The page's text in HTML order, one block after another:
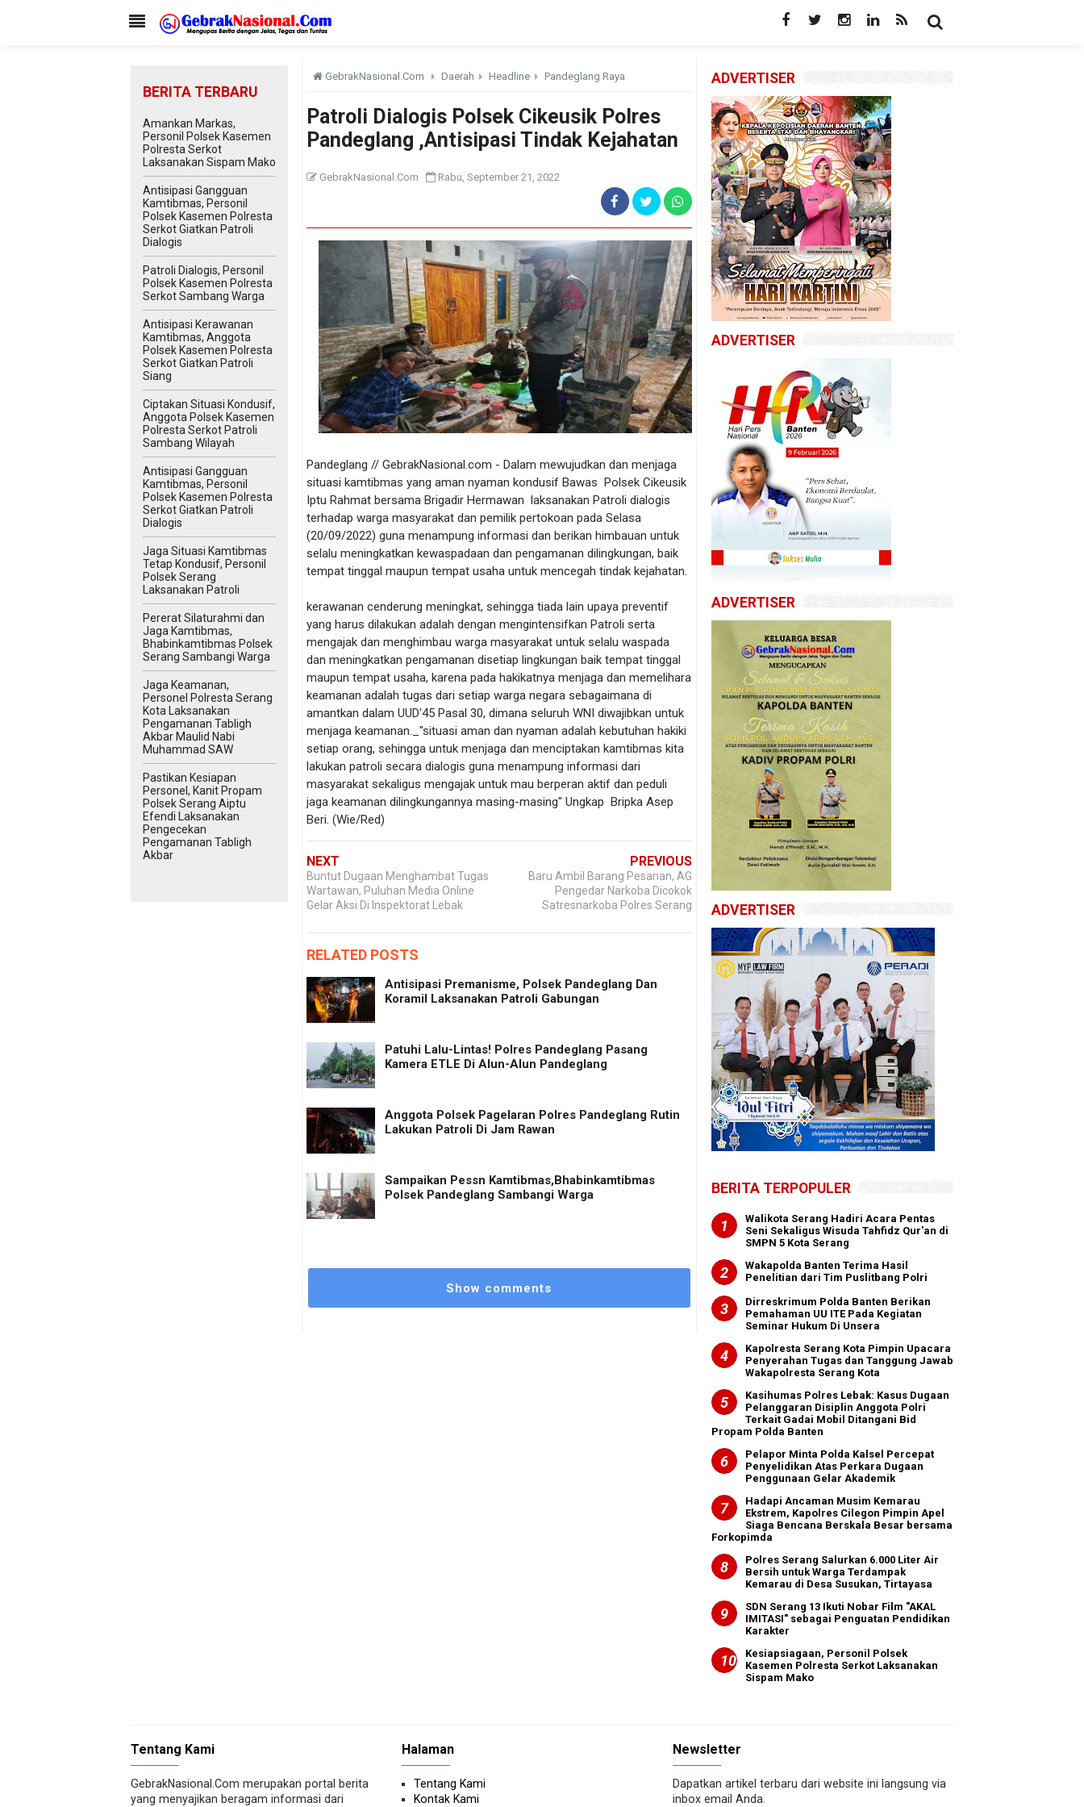
GebrakNasional.Com Daerah Headline Pandeglang Raya
Patroli Dialogis Polsek Cikeusik Polres
Pandeglang ,Antisipasi Tindak Kejahatan
GebrakNasional.Com Rabu, September 21, 2022
Pandeglang // GebrakNasional.com - Dalam mewujudkan dan menjaga
situasi kamtibmas yang aman nyaman kondusif Bawas Polsek Cikeusik
Iptu Rahmat bersama Brigadir Hermawan laksanakan Patroli dialogis
terhadap warga masyarakat dan pemilik pertokoan pada Selasa
(20/09/2022) guna menampung informasi dan berikan himbauan untuk
selalu meningkatkan kewaspadaan dan pengamanan dilingkungan, baik
tempat tinggal maupun tempat usaha untuk mencegah tindak kejahatan.
kerawanan cenderung meningkat, sehingga tiada lain upaya preventif
yang harus dilakukan adalah dengan mengintensifkan Patroli serta
mengajak dan menghimbau warga masyarakat untuk selalu waspada
dan meningkatkan pengamanan disetiap lingkungan baik tempat tinggal
maupun tempat usaha, karena pada hakikatnya menjaga dan memelihara
keamanan adalah tugas dari setiap warga negara sebagaimana di
amantkan dalam UUD'45 Pasal 30, dimana seluruh WNI diwajibkan untuk
menjaga keamanan._"situasi aman dan nyaman adalah kebutuhan hakiki
setiap orang, sehingga untuk menjaga dan menciptakan kamtibmas kita
lakukan patroli secara dialogis guna menampung informasi dari
masyarakat sekaligus mengajak untuk mau berperan aktif dan peduli
jaga keamanan dilingkungannya masing-masing" Ungkap Bripka Asep
Beri. (Wie/Red)
NEXT
Buntut Dugaan Menghambat Tugas
Wartawan, Puluhan Media Online
Gelar Aksi Di Inspektorat Lebak
PREVIOUS
Baru Ambil Barang Pesanan, AG
Pengedar Narkoba Dicokok
Satresnarkoba Polres Serang
RELATED POSTS
Antisipasi Premanisme, Polsek Pandeglang Dan
Koramil Laksanakan Patroli Gabungan
Patuhi Lalu-Lintas! Polres Pandeglang Pasang
Kamera ETLE Di Alun-Alun Pandeglang
Anggota Polsek Pagelaran Polres Pandeglang Rutin
Lakukan Patroli Di Jam Rawan
Sampaikan Pessn Kamtibmas,Bhabinkamtibmas
Polsek Pandeglang Sambangi Warga
Show comments
BERITA TERBARU
Amankan Markas,
Personil Polsek Kasemen
Polresta Serkot
Laksanakan Sispam Mako
Antisipasi Gangguan
Kamtibmas, Personil
Polsek Kasemen Polresta
Serkot Giatkan Patroli
Dialogis
Patroli Dialogis, Personil
Polsek Kasemen Polresta
Serkot Sambang Warga
Antisipasi Kerawanan
Kamtibmas, Anggota
Polsek Kasemen Polresta
Serkot Giatkan Patroli
Siang
Ciptakan Situasi Kondusif,
Anggota Polsek Kasemen
Polresta Serkot Patroli
Sambang Wilayah
Antisipasi Gangguan
Kamtibmas, Personil
Polsek Kasemen Polresta
Serkot Giatkan Patroli
Dialogis
Jaga Situasi Kamtibmas
Tetap Kondusif, Personil
Polsek Serang
Laksanakan Patroli
Pererat Silaturahmi dan
Jaga Kamtibmas,
Bhabinkamtibmas Polsek
Serang Sambangi Warga
Jaga Keamanan,
Personel Polresta Serang
Kota Laksanakan
Pengamanan Tabligh
Akbar Maulid Nabi
Muhammad SAW
Pastikan Kesiapan
Personel, Kanit Propam
Polsek Serang Aiptu
Efendi Laksanakan
Pengecekan
Pengamanan Tabligh
Akbar
ADVERTISER
ADVERTISER
ADVERTISER
ADVERTISER
BERITA TERPOPULER
Walikota Serang Hadiri Acara Pentas
Seni Sekaligus Wisuda Tahfidz Qur'an di
SMPN 5 Kota Serang
Wakapolda Banten Terima Hasil
Penelitian dari Tim Puslitbang Polri
Dirreskrimum Polda Banten Berikan
Pemahaman UU ITE Pada Kegiatan
Seminar Hukum Di Unsera
Kapolresta Serang Kota Pimpin Upacara
Penyerahan Tugas dan Tanggung Jawab
Wakapolresta Serang Kota
Kasihumas Polres Lebak: Kasus Dugaan
Pelanggaran Disiplin Anggota Polri
Terkait Gadai Mobil Ditangani Bid
Propam Polda Banten
Pelapor Minta Polda Kalsel Percepat
Penyelidikan Atas Perkara Dugaan
Penggunaan Gelar Akademik
Hadapi Ancaman Musim Kemarau
Ekstrem, Kapolres Cilegon Pimpin Apel
Siaga Bencana Berskala Besar bersama
Forkopimda
Polres Serang Salurkan 6.000 Liter Air
Bersih untuk Warga Terdampak
Kemarau di Desa Susukan, Tirtayasa
SDN Serang 13 Ikuti Nobar Film "AKAL
IMITASI" sebagai Penguatan Pendidikan
Karakter
Kesiapsiagaan, Personil Polsek
Kasemen Polresta Serkot Laksanakan
Sispam Mako
Tentang Kami
GebrakNasional.Com merupakan portal berita
yang menyajikan beragam informasi dari
Halaman
Tentang Kami
Kontak Kami
Newsletter
Dapatkan artikel terbaru dari website ini langsung via
inbox email Anda.